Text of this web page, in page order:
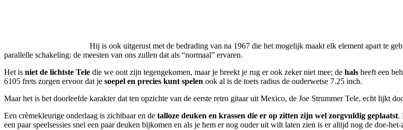
Hij is ook uitgerust met de bedrading van na 1967 die het mogelijk maakt elk element apart te
parallelle schakeling: de meesten van ons zullen dat als “normaal” ervaren.
Het is niet de lichtste Tele die we ooit zijn tegengekomen, maar je breekt je rug er ook zeker niet mee; de hals heeft een
6105 frets zorgen ervoor dat je soepel en precies kunt spelen ook al is de toets radius de ouderwetse 7.25 inch.
Maar het is het doorleefde karakter dat ten opzichte van de eerste retro gitaar uit Mexico, de Joe Strummer Tele, echt lijkt
Een crèmekleurige onderlaag is zichtbaar en de talloze deuken en krassen die er op zitten zijn wel zorgvuldig geplaatst.
een paar speelsessies snel een paar deuken bijkomen en als je hem er nog ouder uit wilt laten zien is er altijd nog de doe-